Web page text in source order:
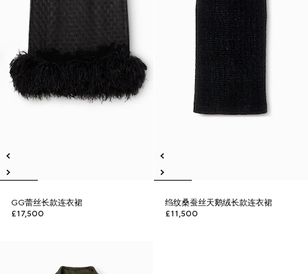
GG蕾丝长款连衣裙
£17,500
绉纹桑蚕丝天鹅绒长款连衣裙
£11,500